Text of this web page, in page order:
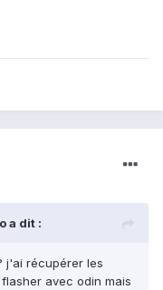
a dit :
j'ai récupérer les
avec odin mais